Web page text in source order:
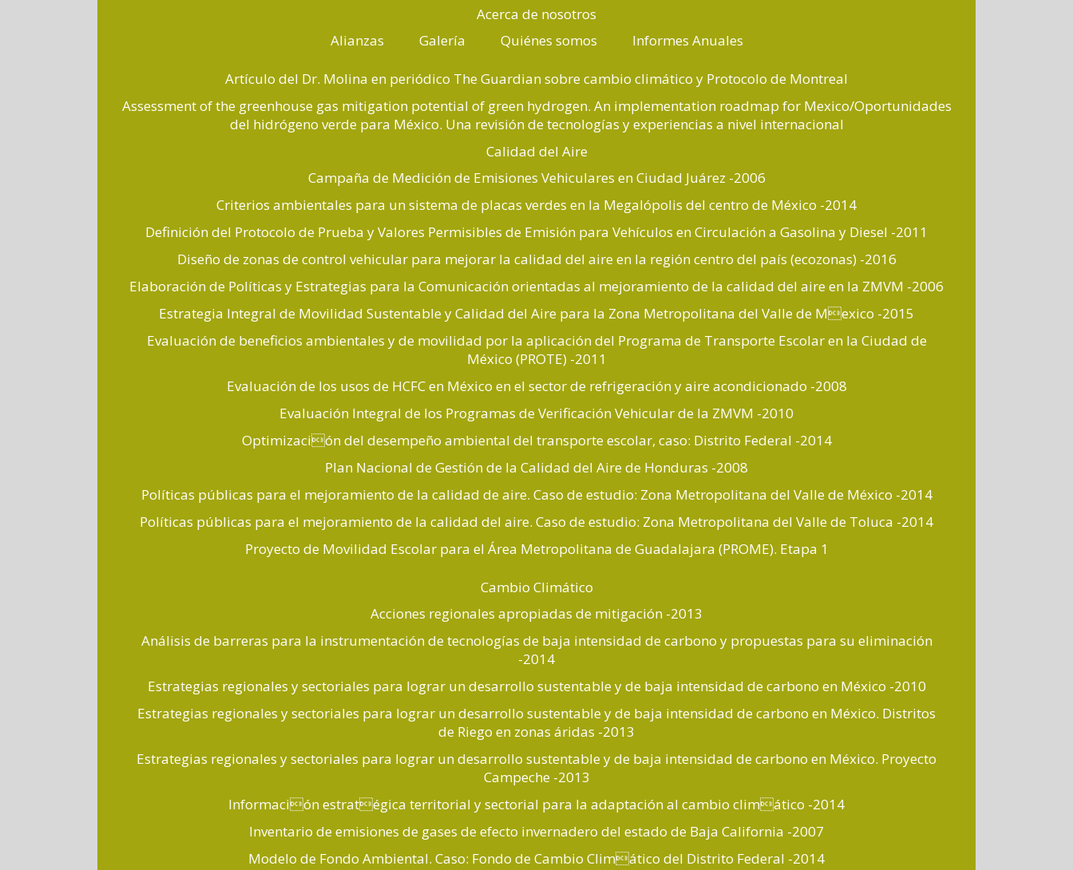
Acerca de nosotros
Alianzas
Galería Quiénes somos Informes Anuales
Artículo del Dr. Molina en periódico The Guardian sobre cambio climático y Protocolo de Montreal
Assessment of the greenhouse gas mitigation potential of green hydrogen. An implementation roadmap for Mexico/Oportunidades
del hidrógeno verde para México. Una revisión de tecnologías y experiencias a nivel internacional
Calidad del Aire
Campaña de Medición de Emisiones Vehiculares en Ciudad Juárez -2006
Criterios ambientales para un sistema de placas verdes en la Megalópolis del centro de México -2014
Definición del Protocolo de Prueba y Valores Permisibles de Emisión para Vehículos en Circulación a Gasolina y Diesel -2011
Diseño de zonas de control vehicular para mejorar la calidad del aire en la región centro del país (ecozonas) -2016
Elaboración de Políticas y Estrategias para la Comunicación orientadas al mejoramiento de la calidad del aire en la ZMVM -2006
Estrategia Integral de Movilidad Sustentable y Calidad del Aire para la Zona Metropolitana del Valle de Mexico -2015
Evaluación de beneficios ambientales y de movilidad por la aplicación del Programa de Transporte Escolar en la Ciudad de
México (PROTE) -2011
Evaluación de los usos de HCFC en México en el sector de refrigeración y aire acondicionado -2008
Evaluación Integral de los Programas de Verificación Vehicular de la ZMVM -2010
Optimización del desempeño ambiental del transporte escolar, caso: Distrito Federal -2014
Plan Nacional de Gestión de la Calidad del Aire de Honduras -2008
Políticas públicas para el mejoramiento de la calidad de aire. Caso de estudio: Zona Metropolitana del Valle de México -2014
Políticas públicas para el mejoramiento de la calidad del aire. Caso de estudio: Zona Metropolitana del Valle de Toluca -2014
Proyecto de Movilidad Escolar para el Área Metropolitana de Guadalajara (PROME). Etapa 1
Cambio Climático
Acciones regionales apropiadas de mitigación -2013
Análisis de barreras para la instrumentación de tecnologías de baja intensidad de carbono y propuestas para su eliminación
-2014
Estrategias regionales y sectoriales para lograr un desarrollo sustentable y de baja intensidad de carbono en México -2010
Estrategias regionales y sectoriales para lograr un desarrollo sustentable y de baja intensidad de carbono en México. Distritos
de Riego en zonas áridas -2013
Estrategias regionales y sectoriales para lograr un desarrollo sustentable y de baja intensidad de carbono en México. Proyecto
Campeche -2013
Información estratégica territorial y sectorial para la adaptación al cambio climático -2014
Inventario de emisiones de gases de efecto invernadero del estado de Baja California -2007
Modelo de Fondo Ambiental. Caso: Fondo de Cambio Climático del Distrito Federal -2014